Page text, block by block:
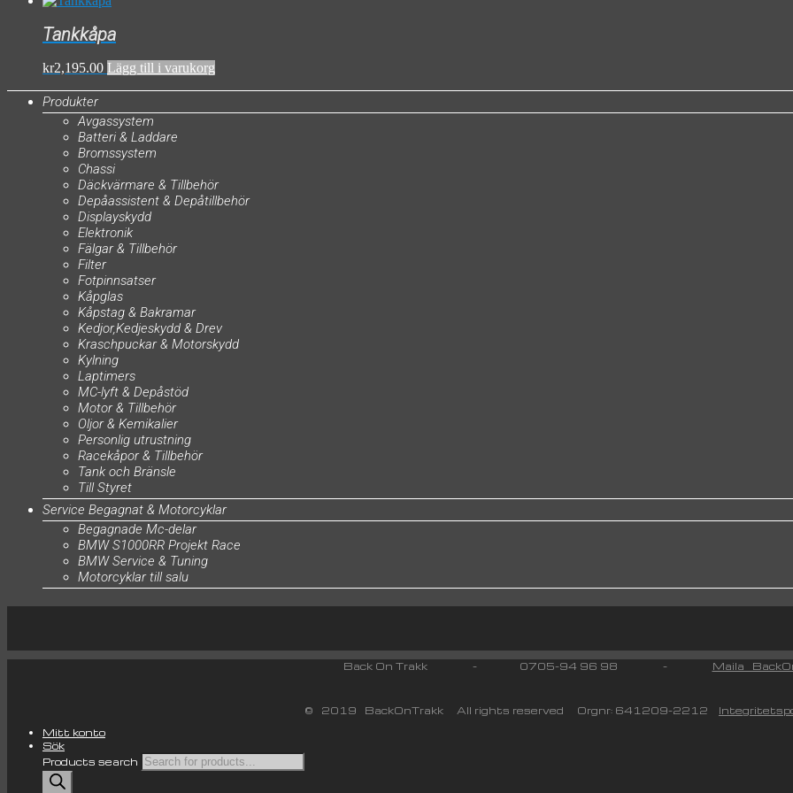
Tankkåpa
kr2,195.00 Lägg till i varukorg
Produkter
Avgassystem
Batteri & Laddare
Bromssystem
Chassi
Däckvärmare & Tillbehör
Depåassistent & Depåtillbehör
Displayskydd
Elektronik
Fälgar & Tillbehör
Filter
Fotpinnsatser
Kåpglas
Kåpstag & Bakramar
Kedjor,Kedjeskydd & Drev
Kraschpuckar & Motorskydd
Kylning
Laptimers
MC-lyft & Depåstöd
Motor & Tillbehör
Oljor & Kemikalier
Personlig utrustning
Racekåpor & Tillbehör
Tank och Bränsle
Till Styret
Service Begagnat & Motorcyklar
Begagnade Mc-delar
BMW S1000RR Projekt Race
BMW Service & Tuning
Motorcyklar till salu
Back On Trakk - 0705-94 96 98 - Maila
© 2019 BackOnTrakk All rights reserved Orgnr: 641209-2212
Mitt konto
Sök
Products search